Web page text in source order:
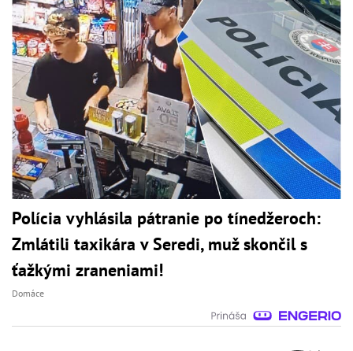
Polícia vyhlásila pátranie po tínedžeroch:
Zmlátili taxikára v Seredi, muž skončil s
ťažkými zraneniami!
Domáce